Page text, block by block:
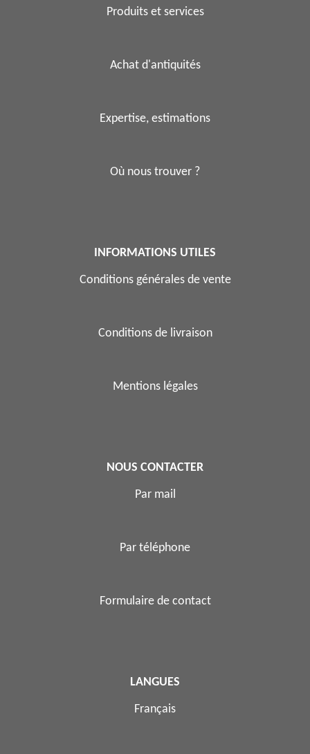
Produits et services
Achat d'antiquités
Expertise, estimations
Où nous trouver ?
INFORMATIONS UTILES
Conditions générales de vente
Conditions de livraison
Mentions légales
NOUS CONTACTER
Par mail
Par téléphone
Formulaire de contact
LANGUES
Français